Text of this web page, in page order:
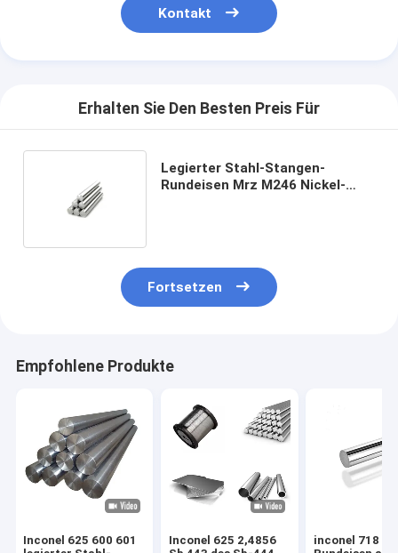
Kontakt
Erhalten Sie Den Besten Preis Für
Legierter Stahl-Stangen-
Rundeisen Mrz M246 Nickel-
Fortsetzen
Empfohlene Produkte
Inconel 625 600 601
Inconel 625 2,4856
inconel 718